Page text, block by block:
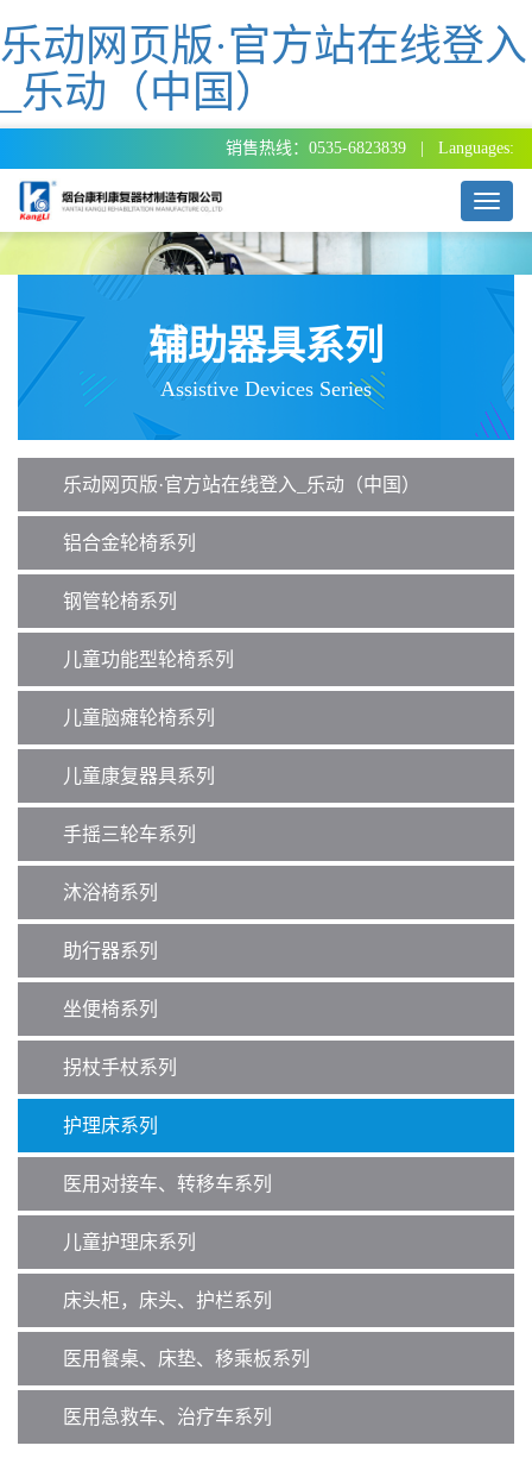
乐动网页版·官方站在线登入
_乐动（中国）
销售热线：0535-6823839 | Languages:
T
o
g
i
g
i
辅助器具系列
Assistive Devices Series
乐动网页版·官方站在线登入_乐动（中国）
铝合金轮椅系列
钢管轮椅系列
儿童功能型轮椅系列
儿童脑瘫轮椅系列
儿童康复器具系列
手摇三轮车系列
沐浴椅系列
助行器系列
坐便椅系列
拐杖手杖系列
护理床系列
医用对接车、转移车系列
儿童护理床系列
床头柜，床头、护栏系列
医用餐桌、床垫、移乘板系列
医用急救车、治疗车系列